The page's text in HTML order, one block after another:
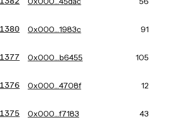
0x000…1983c 91
0x000…b6455 105
0x000…4708f 12
0x000…f7183 43